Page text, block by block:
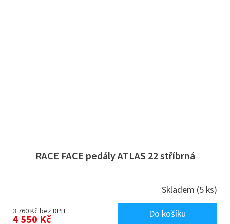
RACE FACE pedály ATLAS 22 stříbrná
Skladem (5 ks)
3 760 Kč bez DPH
4 550 Kč
Do košíku